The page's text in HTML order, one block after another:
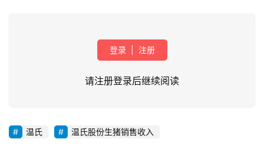
登录 注册
请注册登录后继续阅读
温氏 温氏股份生猪销售收入